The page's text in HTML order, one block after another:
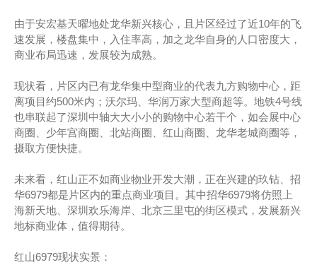
由于安宏基天曜地处龙华新兴核心，且片区经过了近10年的飞
速发展，楼盘集中，入住率高，加之龙华自身的人口密度大，
商业布局迅速，发展较为成熟。
现状看，片区内已有龙华集中型商业的代表九方购物中心，距
离项目约500米内；沃尔玛、华润万家大型商超等。地铁4号线
也串联起了深圳中轴大大小小的购物中心若干个，如会展中心
商圈、少年宫商圈、北站商圈、红山商圈、龙华老城商圈等，
摄取方便快捷。
未来看，红山正不如商业物业开发大潮，正在兴建的玖钻、招
华6979都是片区内的重点商业项目。其中招华6979将仿照上
海新天地、深圳欢乐海岸、北京三里屯的街区模式，发展新兴
地标商业体，值得期待。
红山6979现状实景：